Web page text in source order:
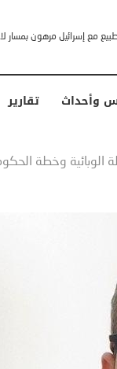
على انتقادات وجهها له
وأحداث تقارير
الوبائية وخطة